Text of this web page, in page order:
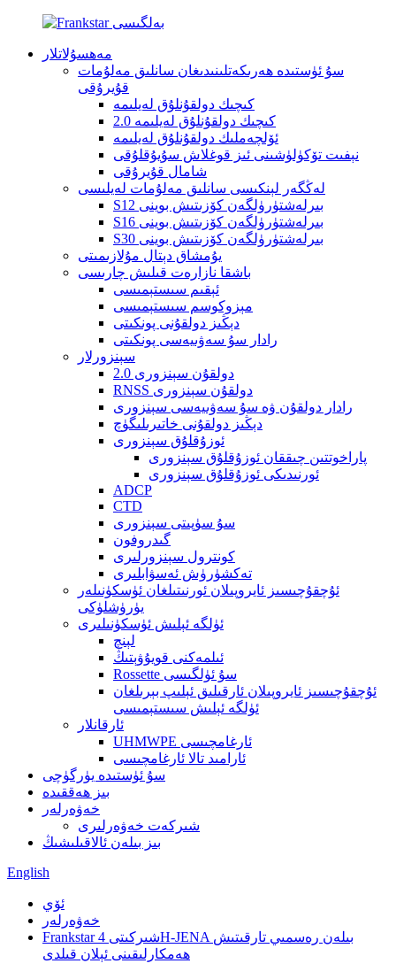
مەھسۇلاتلار
سۇ ئۈستىدە ھەرىكەتلىنىدىغان سانلىق مەلۇمات
قۇيرۇقى
كىچىك دولقۇنلۇق لەيلىمە
كىچىك دولقۇنلۇق لەيلىمە 2.0
ئۆلچەملىك دولقۇنلۇق لەيلىمە
نېفىت تۆكۈلۈشىنى ئىز قوغلاش سۇيۇقلۇقى
شامال قۇيرۇقى
لەڭگەر لېنكىسى سانلىق مەلۇمات لەيلىسى
S12 بىرلەشتۈرۈلگەن كۆزىتىش بوينى
S16 بىرلەشتۈرۈلگەن كۆزىتىش بوينى
S30 بىرلەشتۈرۈلگەن كۆزىتىش بوينى
يۇمشاق دېتال مۇلازىمىتى
باشقا نازارەت قىلىش چارىسى
ئېقىم سىستېمىسى
مېزوكوسم سىستېمىسى
دېڭىز دولقۇنى پونكىتى
رادار سۇ سەۋىيەسى پونكىتى
سېنزورلار
دولقۇن سېنزورى 2.0
RNSS دولقۇن سېنزورى
رادار دولقۇن ۋە سۇ سەۋىيەسى سېنزورى
دېڭىز دولقۇنى خاتىرىلىگۈچ
ئوزۇقلۇق سېنزورى
پاراخوتتىن چىققان ئوزۇقلۇق سېنزورى
ئورنىدىكى ئوزۇقلۇق سېنزورى
ADCP
CTD
سۇ سۈپىتى سېنزورى
گىدروفون
كونترول سېنزورلىرى
تەكشۈرۈش ئەسۋابلىرى
ئۇچقۇچىسىز ئايروپىلان ئورنىتىلغان ئۈسكۈنىلەر
يۈرۈشلۈكى
ئۈلگە ئېلىش ئۈسكۈنىلىرى
لېنچ
ئىلمەكنى قويۇۋېتىڭ
Rossette سۇ ئۈلگىسى
ئۇچقۇچىسىز ئايروپىلان ئارقىلىق ئېلىپ بېرىلغان
ئۈلگە ئېلىش سىستېمىسى
ئارقانلار
UHMWPE ئارغامچىسى
ئارامىد تالا ئارغامچىسى
سۇ ئۈستىدە يۈرگۈچى
بىز ھەققىدە
خەۋەرلەر
شىركەت خەۋەرلىرى
بىز بىلەن ئالاقىلىشىڭ
English
ئۆي
خەۋەرلەر
Frankstar شىركىتى 4H-JENA بىلەن رەسمىي تارقىتىش
ھەمكارلىقىنى ئېلان قىلدى